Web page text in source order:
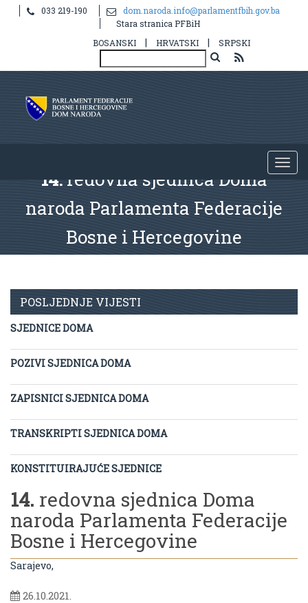
033 219-190
dom.naroda.info@parlamentfbih.gov.ba
Stara stranica PFBiH
BOSANSKI
| HRVATSKI | SRPSKI
14.redovna sjednica Doma
naroda Parlamenta Federacije
Bosne i Hercegovine
POSLJEDNJE VIJESTI
SJEDNICE DOMA
POZIVI SJEDNICA DOMA
ZAPISNICI SJEDNICA DOMA
TRANSKRIPTI SJEDNICA DOMA
KONSTITUIRAJUĆE SJEDNICE
14. redovna sjednica Doma
naroda Parlamenta Federacije
Bosne i Hercegovine
Sarajevo,
26.10.2021.